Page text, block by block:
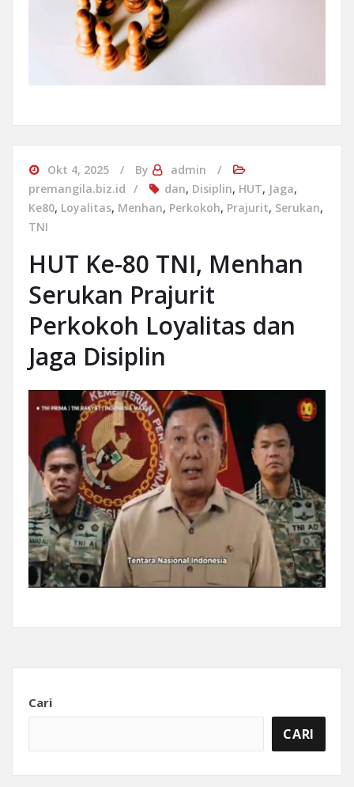
Okt 4, 2025 By
admin
premangila.biz.id
dan, Disiplin, HUT, Jaga,
Ke80, Loyalitas, Menhan, Perkokoh, Prajurit, Serukan,
TNI
HUT Ke-80 TNI, Menhan
Serukan Prajurit
Perkokoh Loyalitas dan
Jaga Disiplin
Cari
CARI